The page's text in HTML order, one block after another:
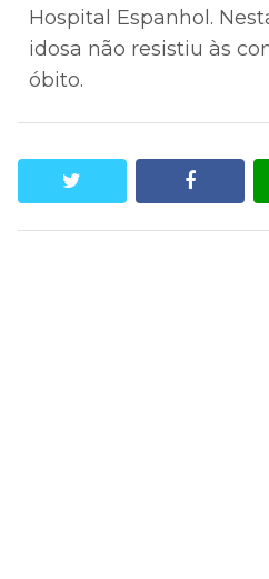
Hospital Espanhol.
idosa não resistiu às
óbito.